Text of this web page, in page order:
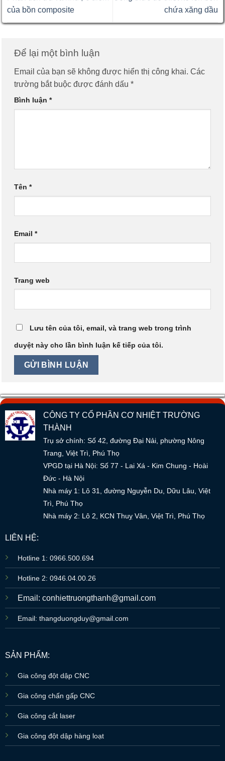
của bồn composite
chứa xăng dầu
Để lại một bình luận
Email của bạn sẽ không được hiển thị công khai. Các
trường bắt buộc được đánh dấu *
Bình luận *
Tên *
Email *
Trang web
Lưu tên của tôi, email, và trang web trong trình
duyệt này cho lần bình luận kế tiếp của tôi.
CÔNG TY CỔ PHẦN CƠ NHIỆT TRƯỜNG
THÀNH
Trụ sở chính: Số 42, đường Đại Nải, phường Nông
Trang, Việt Trì, Phú Thọ
VPGD tại Hà Nội: Số 77 - Lai Xá - Kim Chung - Hoài
Đức - Hà Nội
Nhà máy 1: Lô 31, đường Nguyễn Du, Dữu Lâu, Việt
Trì, Phú Thọ
Nhà máy 2: Lô 2, KCN Thuỵ Vân, Việt Trì, Phú Thọ
LIÊN HỆ:
Hotline 1: 0966.500.694
Hotline 2: 0946.04.00.26
Email: conhiettruongthanh@gmail.com
Email: thangduongduy@gmail.com
SẢN PHẨM:
Gia công đột dập CNC
Gia công chấn gấp CNC
Gia công cắt laser
Gia công đột dập hàng loạt